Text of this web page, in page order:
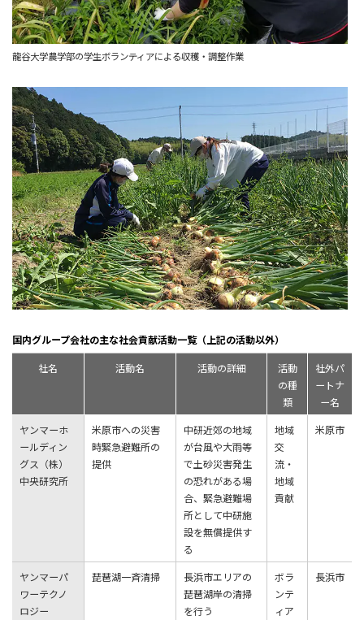
龍谷大学農学部の学生ボランティアによる収穫・調整作業
国内グループ会社の主な社会貢献活動一覧（上記の活動以外）
社名 活動名 活動の詳細
活動
の種
類
社外パ
ートナ
ー名
ヤンマーホ
ールディン
グス（株）
中央研究所
米原市への災害
時緊急避難所の
提供
中研近郊の地域
が台風や大雨等
で土砂災害発生
の恐れがある場
合、緊急避難場
所として中研施
設を無償提供す
る
地域
交
流・
地域
貢献
米原市
ヤンマーパ
ワーテクノ
ロジー
琵琶湖⼀⻫清掃
長浜市エリアの
琵琶湖岸の清掃
を⾏う
ボラ
ンテ
ィア
長浜市